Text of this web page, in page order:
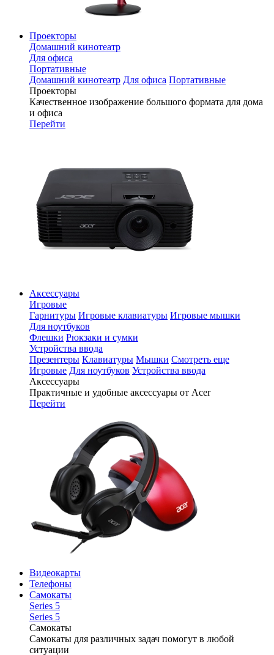
Проекторы
Домашний кинотеатр
Для офиса
Портативные
Домашний кинотеатр Для офиса Портативные
Проекторы
Качественное изображение большого формата для дома
и офиса
Перейти
Аксессуары
Игровые
Гарнитуры Игровые клавиатуры Игровые мышки
Для ноутбуков
Флешки Рюкзаки и сумки
Устройства ввода
Презентеры Клавиатуры Мышки Смотреть еще
Игровые Для ноутбуков Устройства ввода
Аксессуары
Практичные и удобные аксессуары от Acer
Перейти
Видеокарты
Телефоны
Самокаты
Series 5
Series 5
Самокаты
Самокаты для различных задач помогут в любой
ситуации